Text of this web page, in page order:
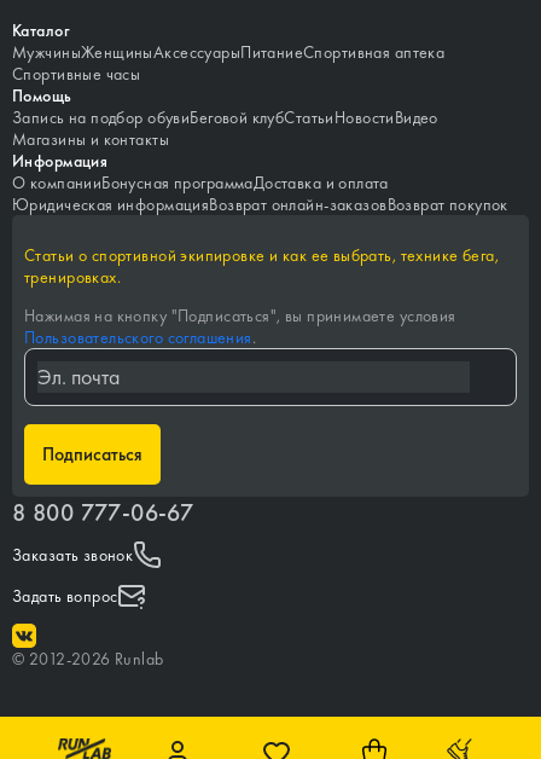
Каталог
МужчиныЖенщиныАксессуарыПитаниеСпортивная аптека
Спортивные часы
Помощь
Запись на подбор обувиБеговой клубСтатьиНовостиВидео
Магазины и контакты
Информация
О компанииБонусная программаДоставка и оплата
Юридическая информацияВозврат онлайн-заказовВозврат покупок
Статьи о спортивной экипировке и как ее выбрать, технике бега,
тренировках.
Нажимая на кнопку "Подписаться", вы принимаете условия
Пользовательского соглашения.
Подписаться
8 800 777-06-67
Заказать звонок
Задать вопрос
© 2012-2026 Runlab